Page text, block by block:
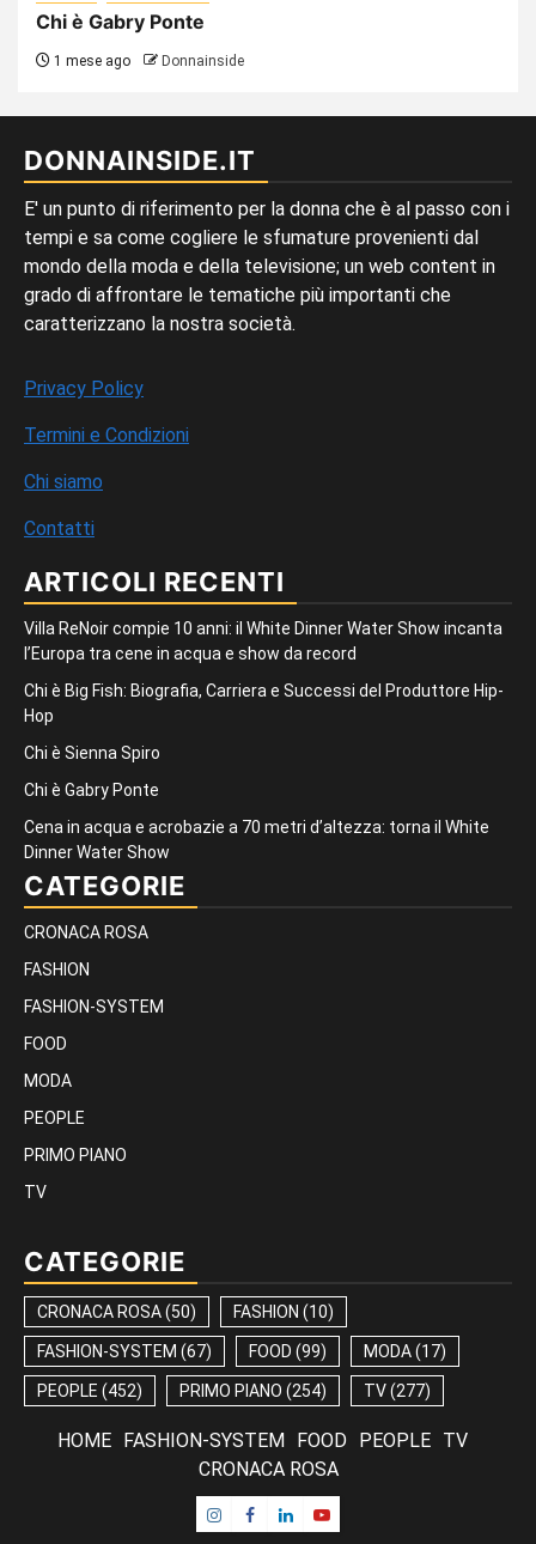
Chi è Gabry Ponte
1 mese ago Donnainside
DONNAINSIDE.IT
E' un punto di riferimento per la donna che è al passo con i
tempi e sa come cogliere le sfumature provenienti dal
mondo della moda e della televisione; un web content in
grado di affrontare le tematiche più importanti che
caratterizzano la nostra società.
Privacy Policy
Termini e Condizioni
Chi siamo
Contatti
ARTICOLI RECENTI
Villa ReNoir compie 10 anni: il White Dinner Water Show incanta
l’Europa tra cene in acqua e show da record
Chi è Big Fish: Biografia, Carriera e Successi del Produttore Hip-
Hop
Chi è Sienna Spiro
Chi è Gabry Ponte
Cena in acqua e acrobazie a 70 metri d’altezza: torna il White
Dinner Water Show
CATEGORIE
CRONACA ROSA
FASHION
FASHION-SYSTEM
FOOD
MODA
PEOPLE
PRIMO PIANO
TV
CATEGORIE
CRONACA ROSA(50) FASHION (10)
FASHION-SYSTEM (67) FOOD (99) MODA(17)
PEOPLE (452) PRIMO PIANO (254) TV(277)
HOME FASHION-SYSTEM FOOD PEOPLE
TV
CRONACA ROSA
Instagram
Facebook
LinkedinYoutube